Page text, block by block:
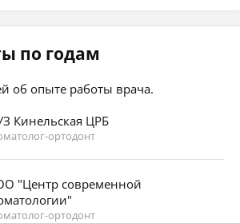
по годам
об опыте работы врача.
Кинельская ЦРБ
ортодонт
"Центр современной
ортодонт